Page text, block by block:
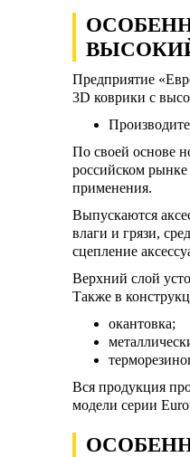
Предприятие
3D коврики с
По своей основе
российском
применения.
Выпускаются
влаги и грязи,
сцепление
Верхний слой
Также в
окантовка;
Вся продукция
модели серии